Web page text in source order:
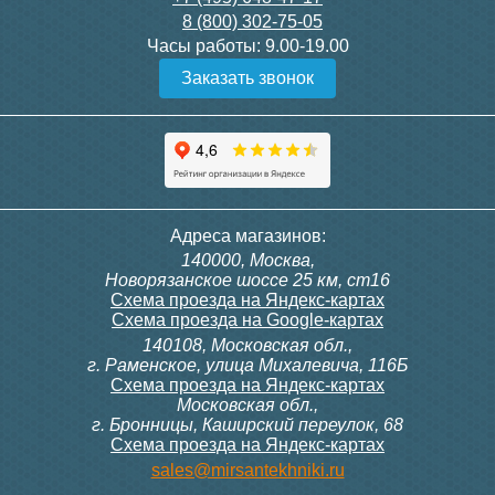
Конвектор ITT.080.200.1300
с решеткой GRILL.SGW-20-
Конвектор ITT.080.200.1000
с решеткой GRILL.SGW-20-
Конвектор ITT.080.200.1000
с решеткой GRILL.SGW-20-
Конвектор ITT.080.200.900 с
решеткой GRILL.SGA-20-
Подробнее Подробнее
3 950
11, 230В (механ.)
6 000
8 (800) 302-75-05
Часы работы: 9.00-19.00
Заказать звонок
Адреса магазинов:
140000, Москва,
Новорязанское шоссе 25 км, ст16
Схема проезда на Яндекс-картах
Схема проезда на Google-картах
140108, Московская обл.,
г. Раменское, улица Михалевича, 116Б
Схема проезда на Яндекс-картах
Московская обл.,
г. Бронницы, Каширский переулок, 68
Схема проезда на Яндекс-картах
sales@mirsantekhniki.ru